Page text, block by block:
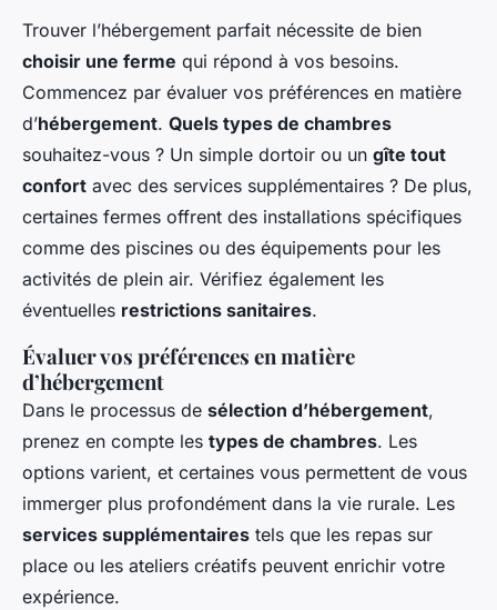
Trouver l’hébergement parfait nécessite de bien
choisir une ferme qui répond à vos besoins.
Commencez par évaluer vos préférences en matière
d’hébergement. Quels types de chambres
souhaitez-vous ? Un simple dortoir ou un gîte tout
confort avec des services supplémentaires ? De plus,
certaines fermes offrent des installations spécifiques
comme des piscines ou des équipements pour les
activités de plein air. Vérifiez également les
éventuelles restrictions sanitaires.
Évaluer vos préférences en matière
d’hébergement
Dans le processus de sélection d’hébergement,
prenez en compte les types de chambres. Les
options varient, et certaines vous permettent de vous
immerger plus profondément dans la vie rurale. Les
services supplémentaires tels que les repas sur
place ou les ateliers créatifs peuvent enrichir votre
expérience.